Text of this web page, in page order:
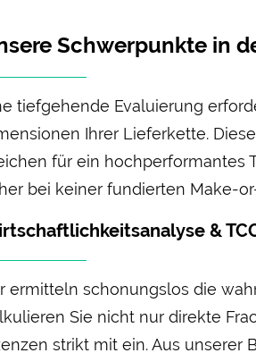
Schwerpunkte in
tiefgehende Evaluierung
Ihrer Liefer­kette.
für ein hoch­performantes
bei keiner fundierten Make-
&
ermitteln schonungs­los die
Sie nicht nur direkte
strikt mit ein. Aus unserer